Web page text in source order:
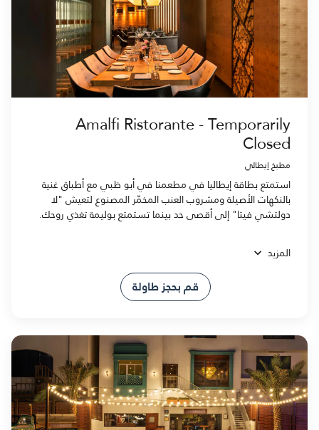
Amalfi Ristorante - Temporarily
Closed
مطبخ إيطالي
استمتع بطاقة إيطاليا في مطعمنا في أبو ظبي مع أطباق غنية
بالنكهات الأصيلة ومشروب العنب المخمّر المصنوع لتعيش "لا
دولتشي فيتا" إلى أقصى حد بينما تستمتع بوليمة تغذي روحك.
المزيد
قم بحجز طاولة